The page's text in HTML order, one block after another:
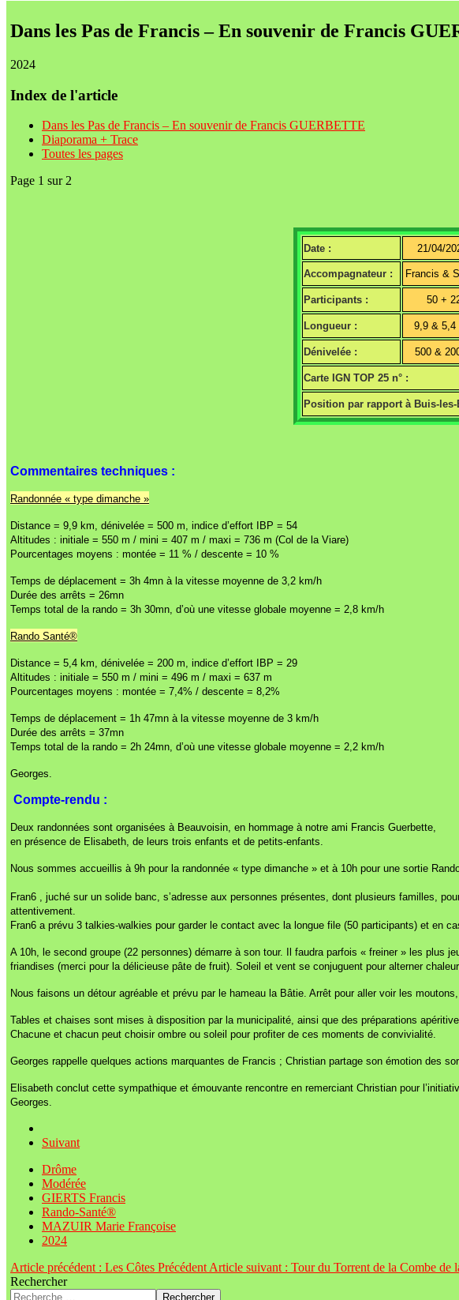
Dans les Pas de Francis – En souvenir de Francis
2024
Index de l'article
Dans les Pas de Francis – En souvenir de Francis GUERBETTE
Diaporama + Trace
Toutes les pages
Page 1 sur 2
Date : 21/04/
Accompagnateur : Francis &
Participants : 50 +
Longueur : 9,9 & 5,4
Dénivelée : 500 &
Carte IGN TOP 25 n° :
Position par rapport à Buis-
Commentaires techniques :
Randonnée « type dimanche »
Distance = 9,9 km, dénivelée = 500 m, indice d’effort IBP = 54
Altitudes : initiale = 550 m / mini = 407 m / maxi = 736 m (Col de la Viare)
Pourcentages moyens : montée = 11 % / descente = 10 %
Temps de déplacement = 3h 4mn à la vitesse moyenne de 3,2 km/h
Durée des arrêts = 26mn
Temps total de la rando = 3h 30mn, d’où une vitesse globale moyenne = 2,8 km/h
Rando Santé®
Distance = 5,4 km, dénivelée = 200 m, indice d’effort IBP = 29
Altitudes : initiale = 550 m / mini = 496 m / maxi = 637 m
Pourcentages moyens : montée = 7,4% / descente = 8,2%
Temps de déplacement = 1h 47mn à la vitesse moyenne de 3 km/h
Durée des arrêts = 37mn
Temps total de la rando = 2h 24mn, d’où une vitesse globale moyenne = 2,2 km/h
Georges.
Compte-rendu :
Deux randonnées sont organisées à Beauvoisin, en hommage à notre ami Francis Guerbette,
en présence de Elisabeth, de leurs trois enfants et de petits-enfants.
Nous sommes accueillis à 9h pour la randonnée « type dimanche » et à 10h pour une sortie
Fran6 , juché sur un solide banc, s’adresse aux personnes présentes, dont plusieurs familles,
attentivement.
Fran6 a prévu 3 talkies-walkies pour garder le contact avec la longue file (50 participants) et en
A 10h, le second groupe (22 personnes) démarre à son tour. Il faudra parfois « freiner » les plus
friandises (merci pour la délicieuse pâte de fruit). Soleil et vent se conjuguent pour alterner
Nous faisons un détour agréable et prévu par le hameau la Bâtie. Arrêt pour aller voir les
Tables et chaises sont mises à disposition par la municipalité, ainsi que des préparations
Chacune et chacun peut choisir ombre ou soleil pour profiter de ces moments de convivialité.
Georges rappelle quelques actions marquantes de Francis ; Christian partage son émotion des
Elisabeth conclut cette sympathique et émouvante rencontre en remerciant Christian pour
Georges.
Suivant
Drôme
Modérée
GIERTS Francis
Rando-Santé®
MAZUIR Marie Françoise
2024
Article précédent : Les Côtes Précédent Article suivant : Tour du Torrent de la Combe de
Rechercher
Rechercher